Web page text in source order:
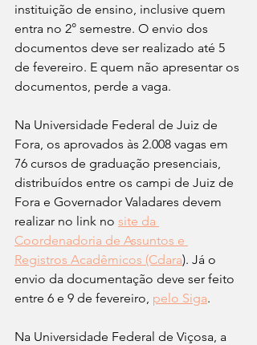
instituição de ensino, inclusive quem
entra no 2° semestre. O envio dos
documentos deve ser realizado até 5
de fevereiro. E quem não apresentar os
documentos, perde a vaga.
Na Universidade Federal de Juiz de
Fora, os aprovados às 2.008 vagas em
76 cursos de graduação presenciais,
distribuídos entre os campi de Juiz de
Fora e Governador Valadares devem
realizar no link no site da
Coordenadoria de Assuntos e
Registros Acadêmicos (Cdara). Já o
envio da documentação deve ser feito
entre 6 e 9 de fevereiro, pelo Siga.
Na Universidade Federal de Viçosa, a